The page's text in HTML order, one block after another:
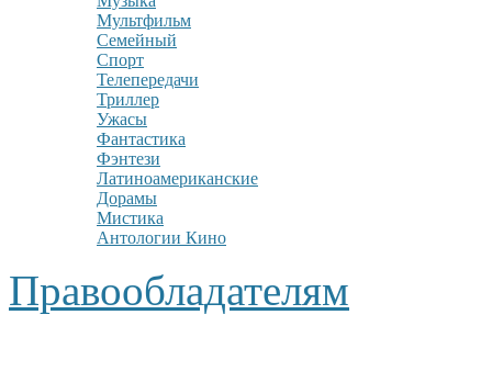
Мультфильм
Семейный
Спорт
Телепередачи
Триллер
Ужасы
Фантастика
Фэнтези
Латиноамериканские
Дорамы
Мистика
Антологии Кино
Правообладателям